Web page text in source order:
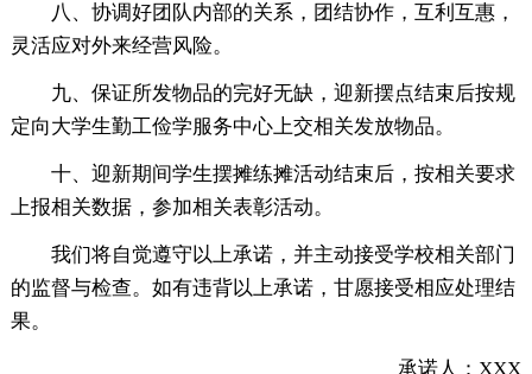
八、协调好团队内部的关系，团结协作，互利互惠，
灵活应对外来经营风险。
九、保证所发物品的完好无缺，迎新摆点结束后按规
定向大学生勤工俭学服务中心上交相关发放物品。
十、迎新期间学生摆摊练摊活动结束后，按相关要求
上报相关数据，参加相关表彰活动。
我们将自觉遵守以上承诺，并主动接受学校相关部门
的监督与检查。如有违背以上承诺，甘愿接受相应处理结
果。
承诺人：XXX